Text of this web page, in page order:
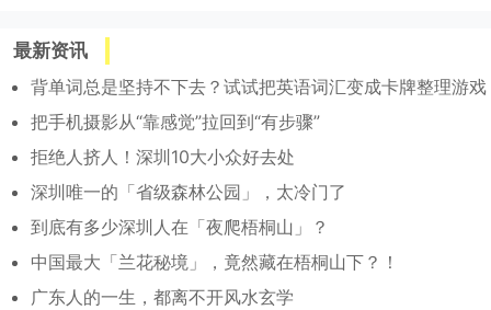
最新资讯
背单词总是坚持不下去？试试把英语词汇变成卡牌整理游戏
把手机摄影从“靠感觉”拉回到“有步骤”
拒绝人挤人！深圳10大小众好去处
深圳唯一的「省级森林公园」，太冷门了
到底有多少深圳人在「夜爬梧桐山」？
中国最大「兰花秘境」，竟然藏在梧桐山下？！
广东人的一生，都离不开风水玄学